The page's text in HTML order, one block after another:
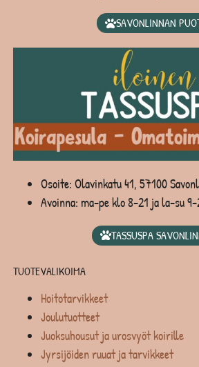
SAVONLINNAN
Osoite: Olavinkatu 41, 57100
Avoinna: ma-pe klo 8-21 ja la-su 9-
TASSUSPA
TUOTEVALIKOIMA
Hoitotarvikkeet
Joulutuotteet
Juoksuhousut ja urosvyöt koirille
Jyrsijöiden ruuat ja tarvikkeet